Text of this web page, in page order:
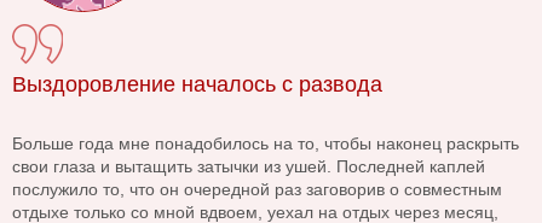
Выздоровление началось с развода
Больше года мне понадобилось на то, чтобы наконец раскрыть
свои глаза и вытащить затычки из ушей. Последней каплей
послужило то, что он очередной раз заговорив о совместным
отдыхе только со мной вдвоем, уехал на отдых через месяц,